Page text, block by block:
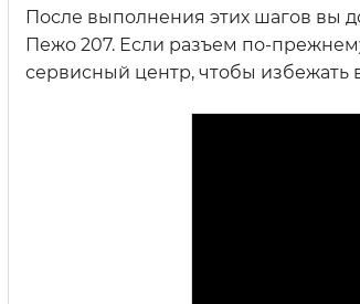
После выполнения этих шагов вы
Пежо 207. Если разъем по-
сервисный центр, чтобы